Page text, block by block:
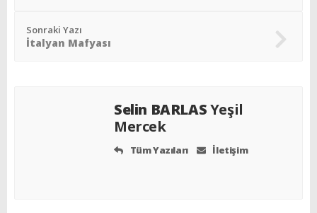
Sonraki Yazı
İtalyan Mafyası
Selin BARLASYeşil
Mercek
Tüm Yazıları İletişim